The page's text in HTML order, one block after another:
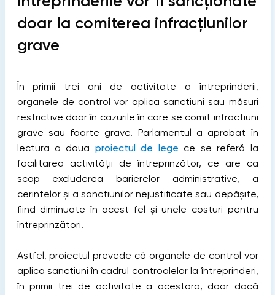
doar la comiterea infracțiunilor
grave
În primii trei ani de activitate a întreprinderii,
organele de control vor aplica sancțiuni sau măsuri
restrictive doar în cazurile în care se comit infracțiuni
grave sau foarte grave. Parlamentul a aprobat în
lectura a doua proiectul de lege ce se referă la
facilitarea activității de întreprinzător, ce are ca
scop excluderea barierelor administrative, a
cerințelor și a sancțiunilor nejustificate sau depășite,
fiind diminuate în acest fel și unele costuri pentru
întreprinzători.
Astfel, proiectul prevede că organele de control vor
aplica sancțiuni în cadrul controalelor la întreprinderi,
în primii trei de activitate a acestora, doar dacă